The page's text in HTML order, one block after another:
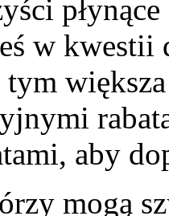
w
tym
aby
mogą